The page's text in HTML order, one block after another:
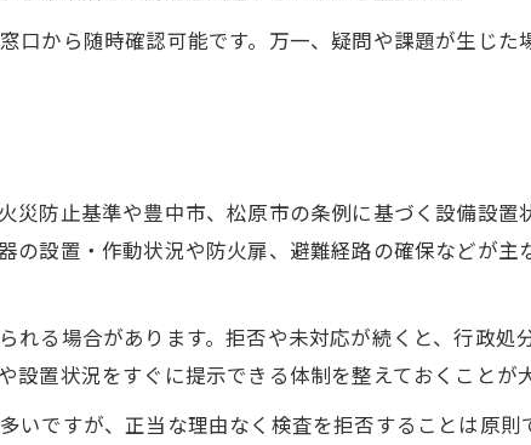
の実務ポイントを解説
器の10年交換義務と不動産対応
の記録管理と不動産の安全対策
解した不動産管理の進め方
全を守る条例遵守の実践例
の火災防止条例の違いを解説
口から随時確認可能です。万一、疑問や課題が生じた
防止基準や豊中市、松原市の条例に基づく設備設置
設置・作動状況や防火扉、避難経路の確保などが主
る場合があります。拒否や未対応が続くと、行政処
置状況をすぐに提示できる体制を整えておくことが
いですが、正当な理由なく検査を拒否することは原則